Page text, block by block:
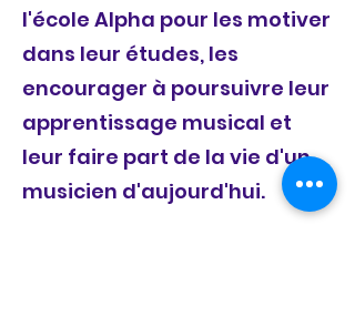
l'école Alpha pour les motiver
dans leur études, les
encourager à poursuivre leur
apprentissage musical et
leur faire part de la vie d'un
musicien d'aujourd'hui.